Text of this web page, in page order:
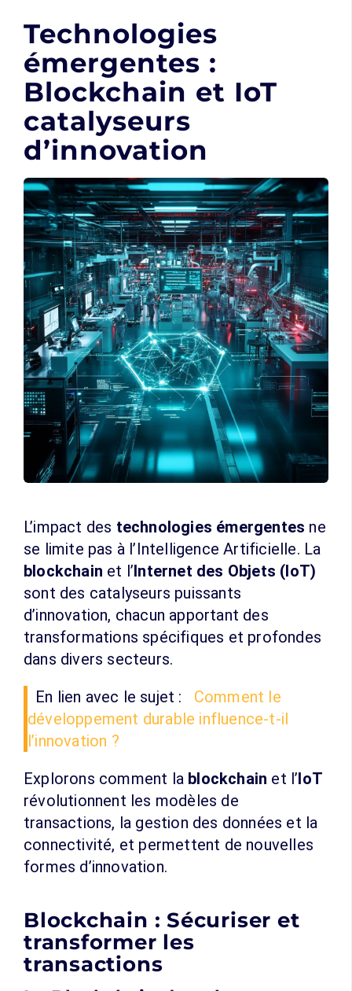
Technologies
émergentes :
Blockchain et IoT
catalyseurs
d’innovation
L’impact des technologies émergentes ne
se limite pas à l’Intelligence Artificielle. La
blockchain et l’Internet des Objets (IoT)
sont des catalyseurs puissants
d’innovation, chacun apportant des
transformations spécifiques et profondes
dans divers secteurs.
En lien avec le sujet :
Comment le
développement durable influence-t-il
l’innovation ?
Explorons comment la blockchain et l’IoT
révolutionnent les modèles de
transactions, la gestion des données et la
connectivité, et permettent de nouvelles
formes d’innovation.
Blockchain : Sécuriser et
transformer les
transactions